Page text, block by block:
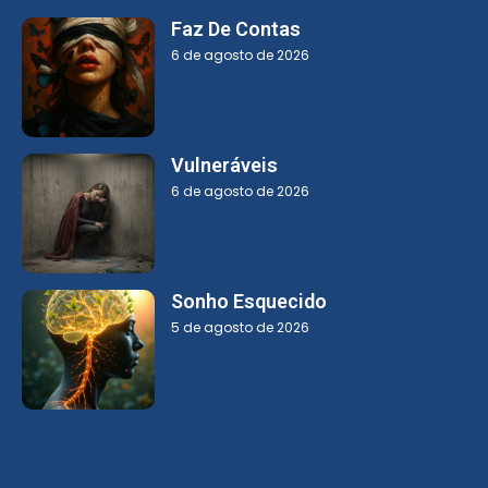
Faz De Contas
6 de agosto de 2026
Vulneráveis
6 de agosto de 2026
Sonho Esquecido
5 de agosto de 2026